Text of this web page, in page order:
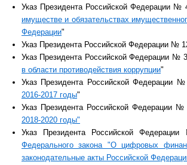
Указ Президента Российской Федерации №
имуществе и обязательствах
Федерации"
Указ Президента Российской Федерации №
Указ Президента Российской Федерации №
в области противодействия коррупции"
Указ Президента Российской Федерации
2016-2017 годы"
Указ Президента Российской Федерации
2018-2020 годы"
Указ Президента Российской
Федерального закона "О цифровых
законодательные акты Российской